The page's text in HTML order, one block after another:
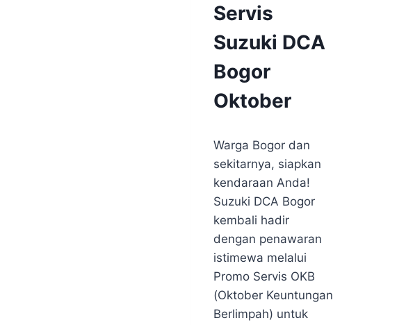
|
&
SUZUKI
BOGOR
|
BERITA
|
BERITA
EVENT
SUZUKI
BOGOR
|
PROMO
TERBARU
PROMO
TERBARU
BOGOR
Servis
Suzuki DCA
Bogor
Oktober
webmaster
Warga Bogor dan
sekitarnya, siapkan
kendaraan Anda!
Suzuki DCA Bogor
kembali hadir
dengan penawaran
istimewa melalui
Promo Servis OKB
(Oktober Keuntungan
Berlimpah) untuk